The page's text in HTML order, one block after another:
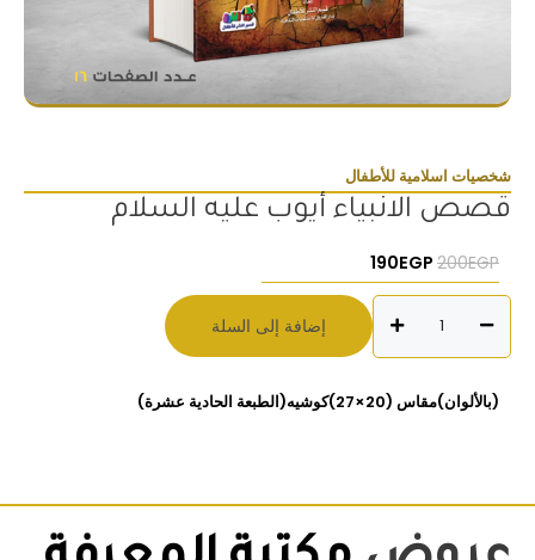
شخصيات اسلامية للأطفال
قصص الانبياء أيوب عليه السلام
200EGP السعر الأصلي هو: 200EGP.
190EGP السعر الحالي هو: 190EGP.
قصص
الانبياء
أيوب
إضافة إلى السلة
(بالألوان)مقاس (20×27)كوشيه(الطبعة الحادية عشرة)